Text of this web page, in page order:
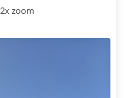
2x zoom